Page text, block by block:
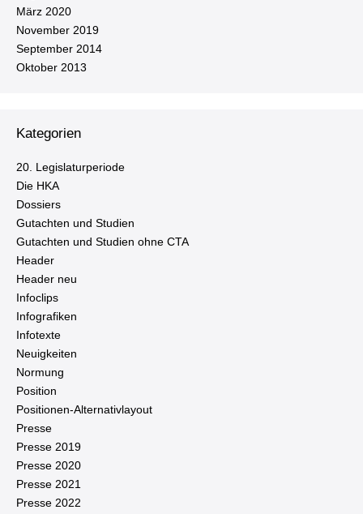
März 2020
November 2019
September 2014
Oktober 2013
Kategorien
20. Le­gis­la­tur­pe­ri­ode
Die HKA
Dossiers
Gutachten und Studien
Gutachten und Studien ohne CTA
Header
Header neu
Infoclips
In­fo­gra­fi­ken
Infotexte
Neu­ig­kei­ten
Normung
Position
Po­si­tio­nen-Al­ter­na­tiv­lay­out
Presse
Presse 2019
Presse 2020
Presse 2021
Presse 2022